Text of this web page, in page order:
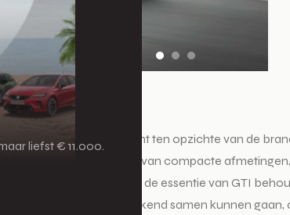
liefst € 11.000.van 50 procent ten opzichte van de
De combinatie van compacte
vandaag. Daarmee blijft de essentie van GTI
sportief rijplezier uitstekend samen kunnen